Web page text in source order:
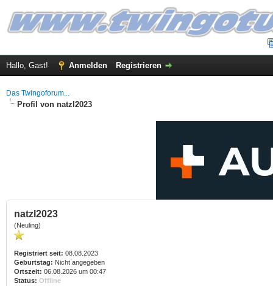
Hallo, Gast! Anmelden Registrieren
Das Twingoforum...
Profil von natzl2023
natzl2023
(Neuling)
Registriert seit: 08.08.2023
Geburtstag: Nicht angegeben
Ortszeit: 06.08.2026 um 00:47
Status: Offline